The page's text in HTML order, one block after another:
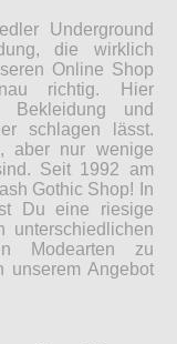
Underground
die wirklich
Online Shop
richtig. Hier
Bekleidung und
schlagen lässt.
aber nur wenige
Seit 1992 am
Gothic Shop! In
Du eine riesige
unterschiedlichen
Modearten zu
unserem Angebot